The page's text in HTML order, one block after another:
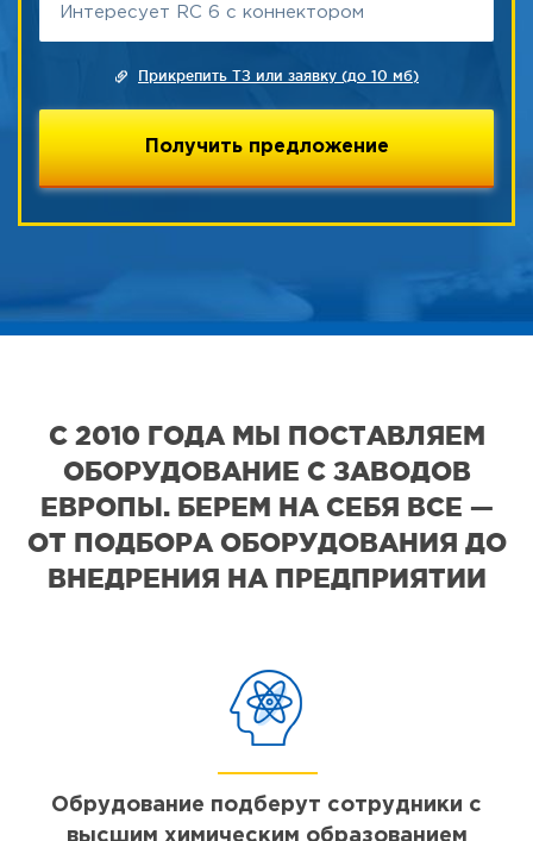
Прикрепить ТЗ или заявку (до 10 мб)
С 2010 ГОДА МЫ ПОСТАВЛЯЕМ
ОБОРУДОВАНИЕ С ЗАВОДОВ
ЕВРОПЫ. БЕРЕМ НА СЕБЯ ВСЕ —
ОТ ПОДБОРА ОБОРУДОВАНИЯ ДО
ВНЕДРЕНИЯ НА ПРЕДПРИЯТИИ
Обрудование подберут сотрудники с
высшим химическим образованием